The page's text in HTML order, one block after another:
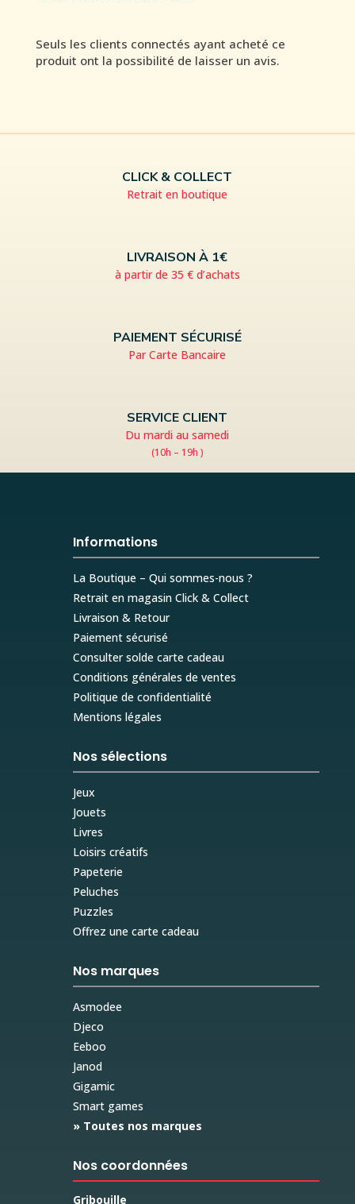
Seuls les clients connectés ayant acheté ce
produit ont la possibilité de laisser un avis.
CLICK & COLLECT
Retrait en boutique
LIVRAISON À 1€
à partir de 35 € d’achats
PAIEMENT SÉCURISÉ
Par Carte Bancaire
SERVICE CLIENT
Du mardi au samedi
(10h – 19h )
Informations
La Boutique – Qui sommes-nous ?
Retrait en magasin Click & Collect
Livraison & Retour
Paiement sécurisé
Consulter solde carte cadeau
Conditions générales de ventes
Politique de confidentialité
Mentions légales
Nos sélections
Jeux
Jouets
Livres
Loisirs créatifs
Papeterie
Peluches
Puzzles
Offrez une carte cadeau
Nos marques
Asmodee
Djeco
Eeboo
Janod
Gigamic
Smart games
» Toutes nos marques
Nos coordonnées
Gribouille